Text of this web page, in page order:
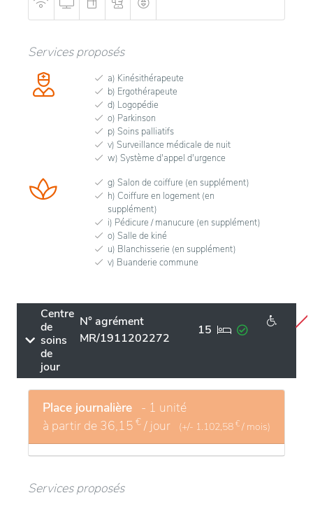
Services proposés
a) Kinésithérapeute
b) Ergothérapeute
d) Logopédie
o) Parkinson
p) Soins palliatifs
v) Surveillance médicale de nuit
w) Système d'appel d'urgence
g) Salon de coiffure (en supplément)
h) Coiffure en logement (en
supplément)
i) Pédicure / manucure (en supplément)
o) Salle de kiné
u) Blanchisserie (en supplément)
v) Buanderie commune
Centre
de
soins
de
jour
N° agrément
MR/1911202272
15
Place journalière - 1 unité
à partir de 36,15 € / jour (+/- 1.102,58 € / mois)
Services proposés